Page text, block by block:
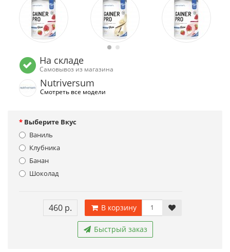
На складе
Самовывоз из магазина
Nutriversum
Смотреть все модели
Выберите Вкус
Ваниль
Клубника
Банан
Шоколад
460 р. В корзину
Быстрый заказ